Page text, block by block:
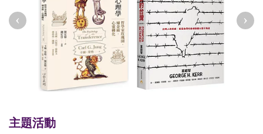
‹ ›
主題活動